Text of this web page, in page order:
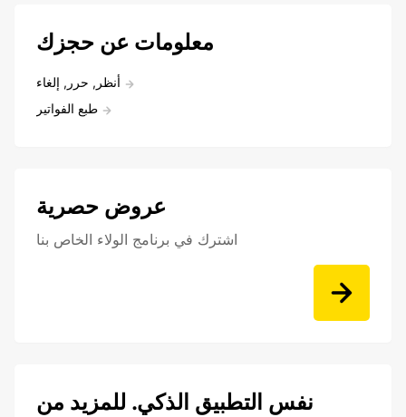
معلومات عن حجزك
أنظر, حرر, إلغاء
طبع الفواتير
عروض حصرية
اشترك في برنامج الولاء الخاص بنا
نفس التطبيق الذكي. للمزيد من